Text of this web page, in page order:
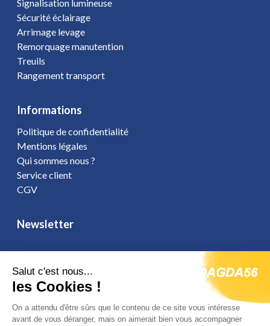
Signalisation lumineuse
Sécurité éclairage
Arrimage levage
Remorquage manutention
Treuils
Rangement transport
Informations
Politique de confidentialité
Mentions légales
Qui sommes nous ?
Service client
CGV
Newsletter
Vous affirmez avoir pris connaissance de notre
politique de
. Vous disposez d'un droit d'accès, de rectification et
d'opposition.
Salut c'est nous...
les Cookies !
On a attendu d'être sûrs que le contenu de ce site vous intéresse
avant de vous déranger, mais on aimerait bien vous accompagner